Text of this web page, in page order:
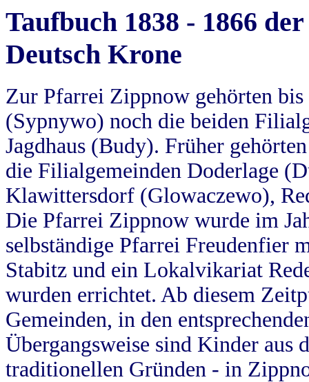
Taufbuch 1838 - 1866
Deutsch Krone
Zur Pfarrei Zippnow gehörten
(Sypnywo) noch die beiden
Jagdhaus (Budy). Früher
die Filialgemeinden Doderlage
Klawittersdorf (Glowaczewo),
Die Pfarrei Zippnow wurde im
selbständige Pfarrei Freudenfier
Stabitz und ein Lokalvikariat
wurden errichtet. Ab diesem
Gemeinden, in den
Übergangsweise sind Kinder aus
traditionellen Gründen - in